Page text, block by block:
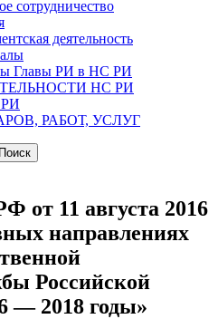
сотрудничество
деятельность
Главы РИ в НС РИ
НС РИ
РИ
РАБОТ, УСЛУГ
от 11 августа 2016
направлениях
Российской
— 2018 годы»